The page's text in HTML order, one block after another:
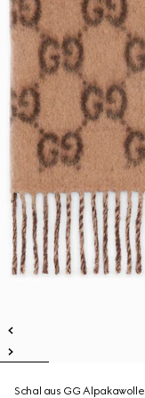
Schal aus GG Alpakawolle